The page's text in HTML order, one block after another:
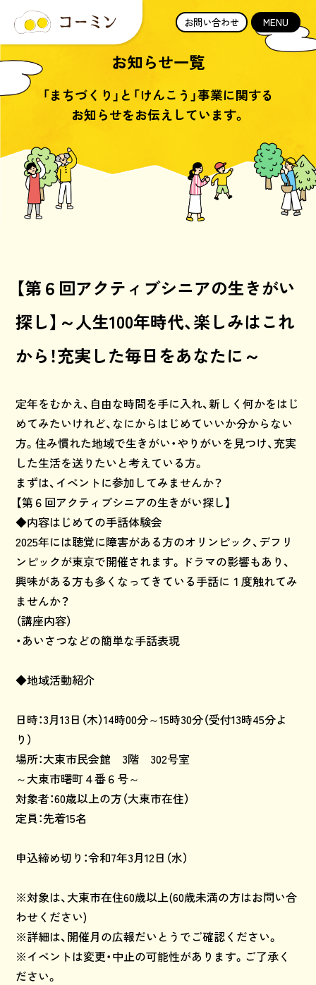
お問い合わせ MENU
お知らせ一覧
「まちづくり」と「けんこう」事業に関する
お知らせをお伝えしています。
【第６回アクティブシニアの生きがい
探し】～人生100年時代、楽しみはこれ
から！充実した毎日をあなたに～
定年をむかえ、自由な時間を手に入れ、新しく何かをはじ
めてみたいけれど、なにからはじめていいか分からない
方。住み慣れた地域で生きがい・やりがいを見つけ、充実
した生活を送りたいと考えている方。
まずは、イベントに参加してみませんか？
【第６回アクティブシニアの生きがい探し】
◆内容はじめての手話体験会
2025年には聴覚に障害がある方のオリンピック、デフリ
ンピックが東京で開催されます。ドラマの影響もあり、
興味がある方も多くなってきている手話に１度触れてみ
ませんか？
（講座内容）
・あいさつなどの簡単な手話表現
◆地域活動紹介
日時：3月13日（木）14時00分～15時30分（受付13時45分よ
り）
場所：大東市民会館 3階 302号室
～大東市曙町４番６号～
対象者：60歳以上の方（大東市在住）
定員：先着15名
申込締め切り：令和7年3月12日（水）
※対象は、大東市在住60歳以上(60歳未満の方はお問い合
わせください)
※詳細は、開催月の広報だいとうでご確認ください。
※イベントは変更・中止の可能性があります。ご了承く
ださい。